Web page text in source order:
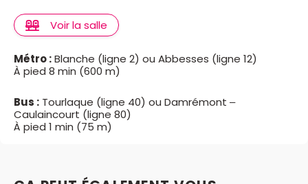
Voir la salle
Métro :Blanche (ligne 2) ou Abbesses (ligne 12)
À pied 8 min (600 m)
Bus : Tourlaque (ligne 40) ou Damrémont –
Caulaincourt (ligne 80)
À pied 1 min (75 m)